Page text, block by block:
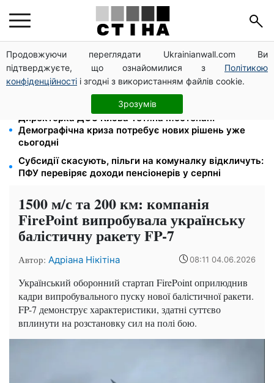
Продовжуючи переглядати Ukrainianwall.com Ви
підтверджуєте, що ознайомилися з Політикою
конфіденційності і згодні з використанням файлів cookie.
Зрозумів
Працюєте повний день — отримуйте єЯсла: ПФУ
пояснив умови допомоги на дитину 1-3 роки
113 млрд грн заборгували українці за комуналку:
830 тисяч проваджень у реєстрі боржників
Директорка ДОЗ Києва Тетяна Мостепан:
Демографічна криза потребує нових рішень уже
сьогодні
Субсидії скасують, пільги на комуналку відкличуть:
ПФУ перевіряє доходи пенсіонерів у серпні
1500 м/с та 200 км: компанія
FirePoint випробувала українську
балістичну ракету FP-7
Автор: Адріана Нікітіна 08:11 04.06.2026
Український оборонний стартап FirePoint оприлюднив
кадри випробувального пуску нової балістичної ракети.
FP-7 демонструє характеристики, здатні суттєво
вплинути на розстановку сил на полі бою.